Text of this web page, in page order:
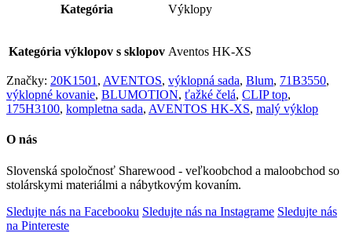
Kategória Výklopy
Kategória výklopov s sklopov Aventos HK-XS
Značky: 20K1501 , AVENTOS, výklopná sada, Blum, 71B3550,
výklopné kovanie, BLUMOTION, ťažké čelá, CLIP top,
175H3100, kompletna sada, AVENTOS HK-XS, malý výklop
O nás
Slovenská spoločnosť Sharewood - veľkoobchod a maloobchod so
stolárskymi materiálmi a nábytkovým kovaním.
Sledujte nás na Facebooku Sledujte nás na Instagrame Sledujte nás
na Pintereste